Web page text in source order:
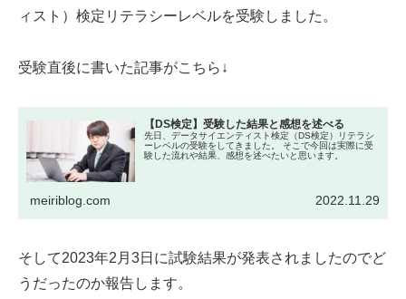
ィスト）検定リテラシーレベルを受験しました。
受験直後に書いた記事がこちら↓
【DS検定】受験した結果と感想を述べる
先日、データサイエンティスト検定（DS検定）リテラシ
ーレベルの受験をしてきました。 そこで今回は実際に受
験した流れや結果、感想を述べたいと思います。
meiriblog.com 2022.11.29
そして2023年2月3日に試験結果が発表されましたのでど
うだったのか報告します。